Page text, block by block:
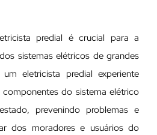
predial é crucial para a
sistemas elétricos de grandes
eletricista predial experiente
do sistema elétrico
prevenindo problemas e
dos moradores e usuários do